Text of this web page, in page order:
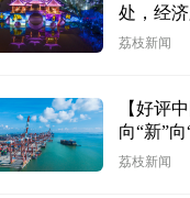
处，经
荔枝新闻
【好评中
向“新”
强
荔枝新闻